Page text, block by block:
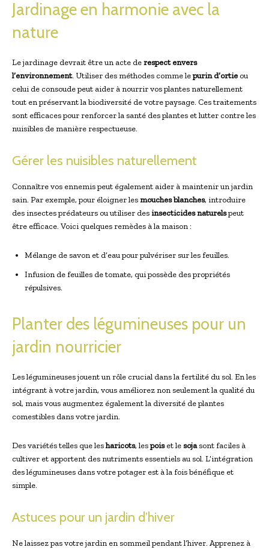
Jardinage en harmonie avec la
nature
Le jardinage devrait être un acte derespect envers
l’environnement. Utiliser des méthodes comme lepurin d’ortie ou
celui de consoude peut aider à nourrir vos plantes naturellement
tout en préservant la biodiversité de votre paysage. Ces traitements
sont efficaces pour renforcer la santé des plantes et lutter contre les
nuisibles de manière respectueuse.
Gérer les nuisibles naturellement
Connaître vos ennemis peut également aider à maintenir un jardin
sain. Par exemple, pour éloigner lesmouches blanches, introduire
des insectes prédateurs ou utiliser desinsecticides naturelspeut
être efficace. Voici quelques remèdes à la maison :
Mélange de savon et d’eau pour pulvériser sur les feuilles.
Infusion de feuilles de tomate, qui possède des propriétés
répulsives.
Planter des légumineuses pour un
jardin nourricier
Les légumineuses jouent un rôle crucial dans la fertilité du sol. En les
intégrant à votre jardin, vous améliorez non seulement la qualité du
sol, mais vous augmentez également la diversité de plantes
comestibles dans votre jardin.
Des variétés telles que lesharicots, lespoiset lesojasont faciles à
cultiver et apportent des nutriments essentiels au sol. L’intégration
des légumineuses dans votre potager est à la fois bénéfique et
simple.
Astuces pour un jardin d’hiver
Ne laissez pas votre jardin en sommeil pendant l’hiver. Apprenez à